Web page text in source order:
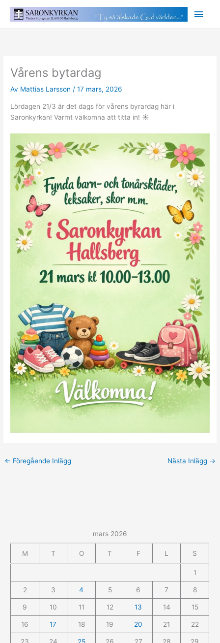
Vårens bytardag
Av Mattias Larsson/17 mars, 2026
Lördagen 21/3 är det dags för vårens byrardag här i
Saronkyrkan! Varmt välkomna att titta in! ☀️
← Föregående Inlägg Nästa Inlägg →
mars 2026
M T O T F L S
1
2 3 4 5 6 7 8
9 10 11 12 13 14 15
16 17 18 19 20 21 22
23 24 25 26 27 28 29